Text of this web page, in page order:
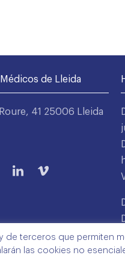
de Lleida
41 25006 Lleida
de terceros que permiten
las cookies no